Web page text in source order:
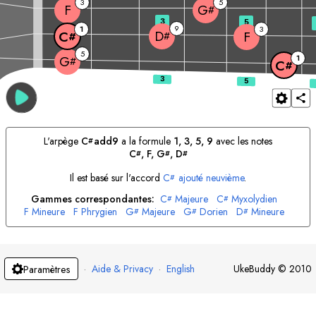
G# 5
C# 1
C# 1 D# 9 F 3
F G#
3 5
L'arpège C#add9 a la formule 1, 3, 5, 9 avec les notes
C#, F, G#, D#
Il est basé sur l'accord C# ajouté neuvième.
Gammes correspondantes: C# Majeure C# Myxolydien
F Mineure F Phrygien G# Majeure G# Dorien D# Mineure
D# Dorien
Paramètres · Aide & Privacy · English UkeBuddy © 2010